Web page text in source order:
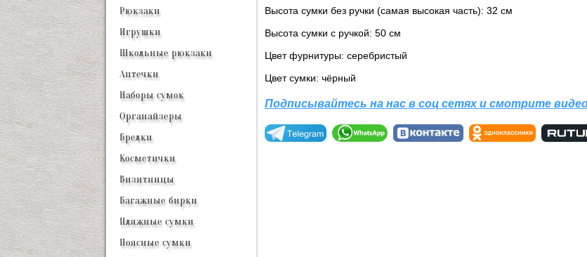
Рюкзаки
Игрушки
Школьные рюкзаки
Аптечки
Наборы сумок
Органайзеры
Брелки
Косметички
Визитницы
Багажные бирки
Пляжные сумки
Поясные сумки
Высота сумки без ручки (самая высокая часть): 32 см
Высота сумки с ручкой: 50 см
Цвет фурнитуры: серебристый
Цвет сумки: чёрный
Подписывайтесь на нас в соц сетях и смотрите